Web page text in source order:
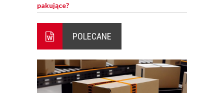
pakujące?
POLECANE